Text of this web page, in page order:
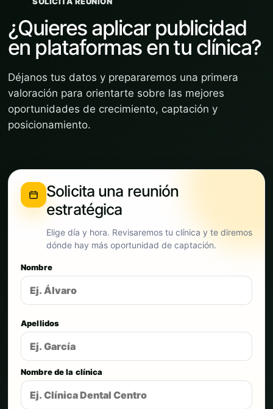
¿Quieres aplicar publicidad
en plataformas en tu clínica?
Déjanos tus datos y prepararemos una primera
valoración para orientarte sobre las mejores
oportunidades de crecimiento, captación y
posicionamiento.
Solicita una reunión
estratégica
Elige día y hora. Revisaremos tu clínica y te diremos
dónde hay más oportunidad de captación.
Nombre
Apellidos
Nombre de la clínica